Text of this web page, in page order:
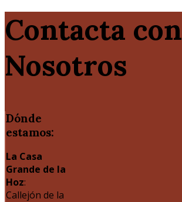
Contacta con
Nosotros
Dónde
estamos:
La Casa
Grande de la
Hoz:
Callejón de la